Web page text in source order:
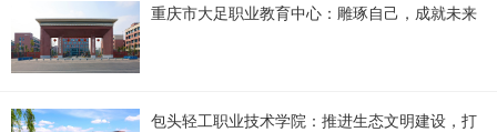
重庆市大足职业教育中心：雕琢自己，成就未来
包头轻工职业技术学院：推进生态文明建设，打